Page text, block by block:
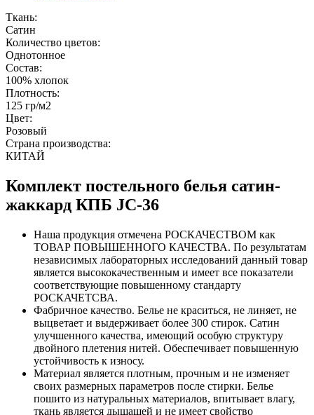
Ткань:
Сатин
Количество цветов:
Однотонное
Состав:
100% хлопок
Плотность:
125 гр/м2
Цвет:
Розовый
Страна производства:
КИТАЙ
Комплект постельного белья сатин-
жаккард КПБ JC-36
Наша продукция отмечена РОСКАЧЕСТВОМ как
ТОВАР ПОВЫШЕННОГО КАЧЕСТВА. По результатам
независимых лабораторных исследований данный товар
является высококачественным и имеет все показатели
соответствующие повышенному стандарту
РОСКАЧЕТСВА.
Фабричное качество. Белье не краситься, не линяет, не
выцветает и выдерживает более 300 стирок. Сатин
улучшенного качества, имеющий особую структуру
двойного плетения нитей. Обеспечивает повышенную
устойчивость к износу.
Материал является плотным, прочным и не изменяет
своих размерных параметров после стирки. Белье
пошито из натуральных материалов, впитывает влагу,
ткань является дышащей и не имеет свойство